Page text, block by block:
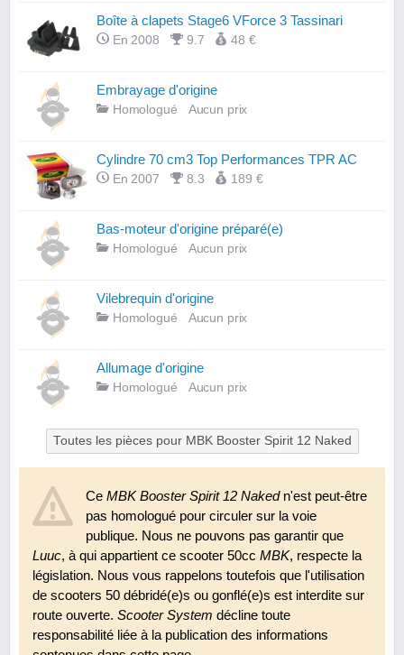
Boîte à clapets Stage6 VForce 3 Tassinari
En 2008 9.7 48 €
Embrayage d'origine
Homologué Aucun prix
Cylindre 70 cm3 Top Performances TPR AC
En 2007 8.3 189 €
Bas-moteur d'origine préparé(e)
Homologué Aucun prix
Vilebrequin d'origine
Homologué Aucun prix
Allumage d'origine
Homologué Aucun prix
Toutes les pièces pour MBK Booster Spirit 12 Naked
CeMBK Booster Spirit 12 Nakedn'est peut-être
pas homologué pour circuler sur la voie
publique. Nous ne pouvons pas garantir que
Luuc, à qui appartient ce scooter 50cc MBK, respecte la
législation. Nous vous rappelons toutefois que l'utilisation
de scooters 50 débridé(e)s ou gonflé(e)s est interdite sur
route ouverte. Scooter System décline toute
responsabilité liée à la publication des informations